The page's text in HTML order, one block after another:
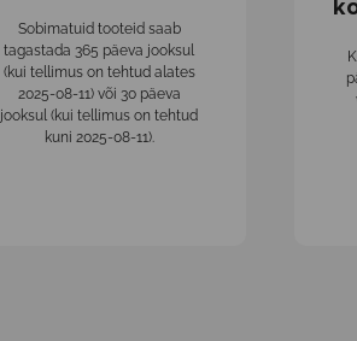
Sobimatuid tooteid saab
tagastada 365 päeva jooksul
(kui tellimus on tehtud alates
2025-08-11) või 30 päeva
jooksul (kui tellimus on tehtud
kuni 2025-08-11).